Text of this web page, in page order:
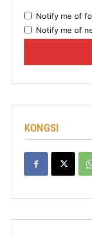
Notify me of
Notify me of
KONGSI